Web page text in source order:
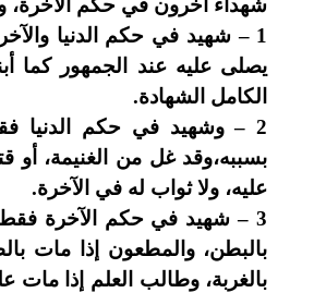
شهداء آخرون في حكم الآخرة،
1 – شهيد في حكم الدنيا
يصلى عليه عند الجمهور كما
الكامل الشهادة.
2 – وشهيد في حكم الدنيا
بسببه،وقد غل من الغنيمة، أو
عليه، ولا ثواب له في الآخرة.
3 – شهيد في حكم الآخرة
بالبطن، والمطعون إذا مات